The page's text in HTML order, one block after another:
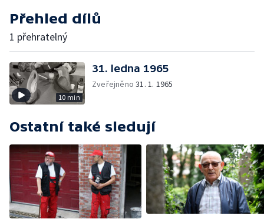
Přehled dílů
1 přehratelný
10 min
31. ledna 1965
Zveřejněno31. 1. 1965
Ostatní také sledují